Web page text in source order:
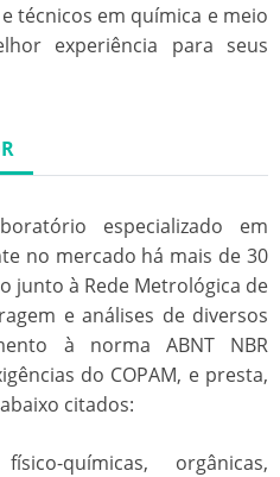
técnicos em química e meio
experiência para seus
especializado em
no mercado há mais de 30
junto à Rede Metrológica de
e análises de diversos
à norma ABNT NBR
do COPAM, e presta,
citados:
químicas, orgânicas,